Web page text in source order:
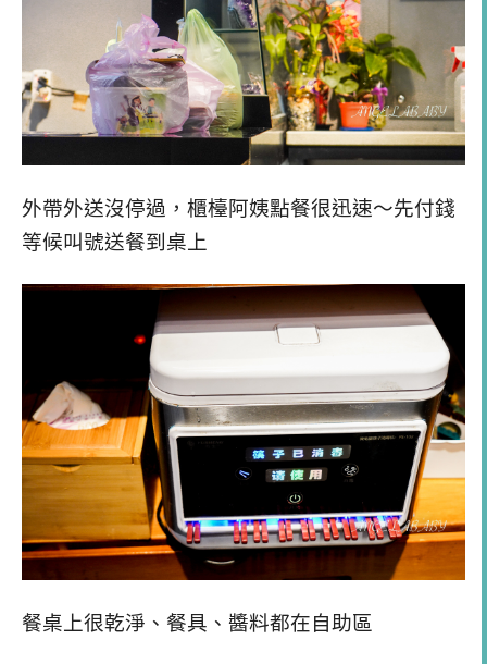
外帶外送沒停過，櫃檯阿姨點餐很迅速～先付錢
等候叫號送餐到桌上
餐桌上很乾淨、餐具、醬料都在自助區